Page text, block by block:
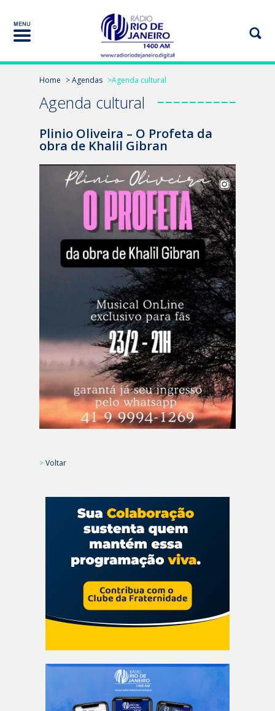
Home > Agendas >Agenda cultural
Agenda cultural
Plinio Oliveira – O Profeta da
obra de Khalil Gibran
>Voltar